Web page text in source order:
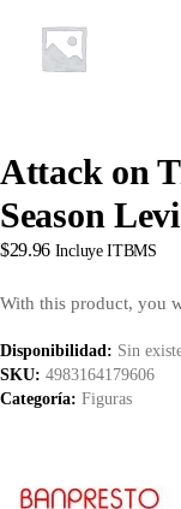
Attack on
Season
$29.96 Incluye ITBMS
With this product, you
Disponibilidad: Sin
SKU: 4983164179606
Categoría: Figuras